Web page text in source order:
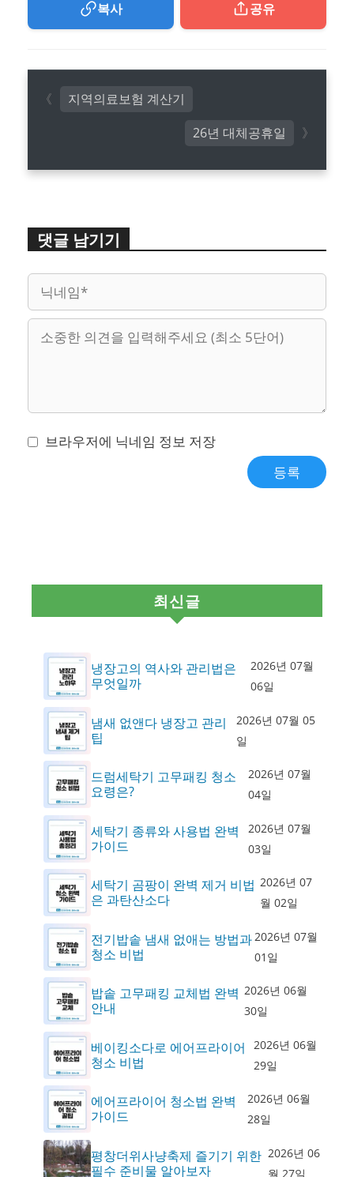
복사 공유
26년 대체공휴일
지역의료보험 계산기
댓글 남기기
메
사
브라우저에 닉네임 정보 저장
최신글
냉장고의 역사와 관리법은
무엇일까
2026년 07월
06일
냄새 없앤다 냉장고 관리
팁
2026년 07월 05
일
드럼세탁기 고무패킹 청소
요령은?
2026년 07월
04일
세탁기 종류와 사용법 완벽
가이드
2026년 07월
03일
세탁기 곰팡이 완벽 제거 비법
은 과탄산소다
2026년 07
월 02일
전기밥솥 냄새 없애는 방법과
청소 비법
2026년 07월
01일
밥솥 고무패킹 교체법 완벽
안내
2026년 06월
30일
베이킹소다로 에어프라이어
청소 비법
2026년 06월
29일
에어프라이어 청소법 완벽
가이드
2026년 06월
28일
평창더위사냥축제 즐기기 위한
필수 준비물 알아보자
2026년 06
월 27일